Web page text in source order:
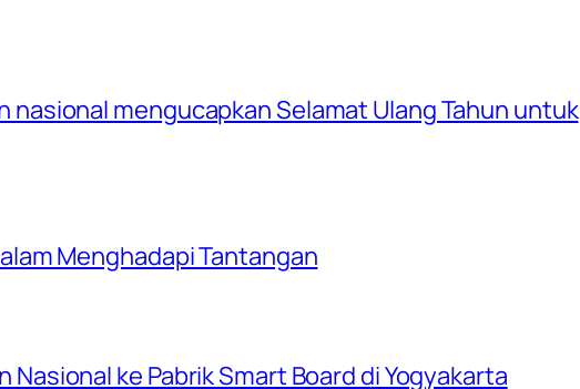
nasional mengucapkan Selamat Ulang Tahun untuk
Menghadapi Tantangan
ke Pabrik Smart Board di Yogyakarta